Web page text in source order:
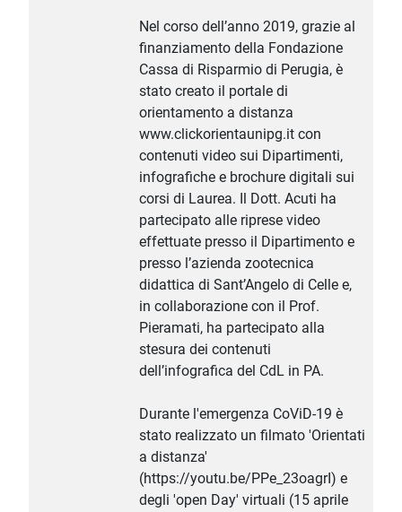
Nel corso dell’anno 2019, grazie al
finanziamento della Fondazione
Cassa di Risparmio di Perugia, è
stato creato il portale di
orientamento a distanza
www.clickorientaunipg.it con
contenuti video sui Dipartimenti,
infografiche e brochure digitali sui
corsi di Laurea. Il Dott. Acuti ha
partecipato alle riprese video
effettuate presso il Dipartimento e
presso l’azienda zootecnica
didattica di Sant’Angelo di Celle e,
in collaborazione con il Prof.
Pieramati, ha partecipato alla
stesura dei contenuti
dell’infografica del CdL in PA.
Durante l'emergenza CoViD-19 è
stato realizzato un filmato 'Orientati
a distanza'
(https://youtu.be/PPe_23oagrI) e
degli 'open Day' virtuali (15 aprile